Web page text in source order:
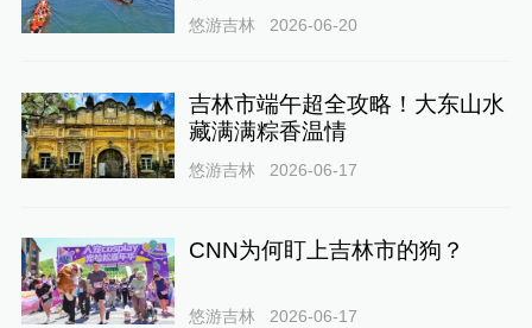
悠游吉林 2026-06-20
吉林市端午超全攻略！大东山水
藏满满粽香温情
悠游吉林 2026-06-17
CNN为何盯上吉林市的狗？
悠游吉林 2026-06-17